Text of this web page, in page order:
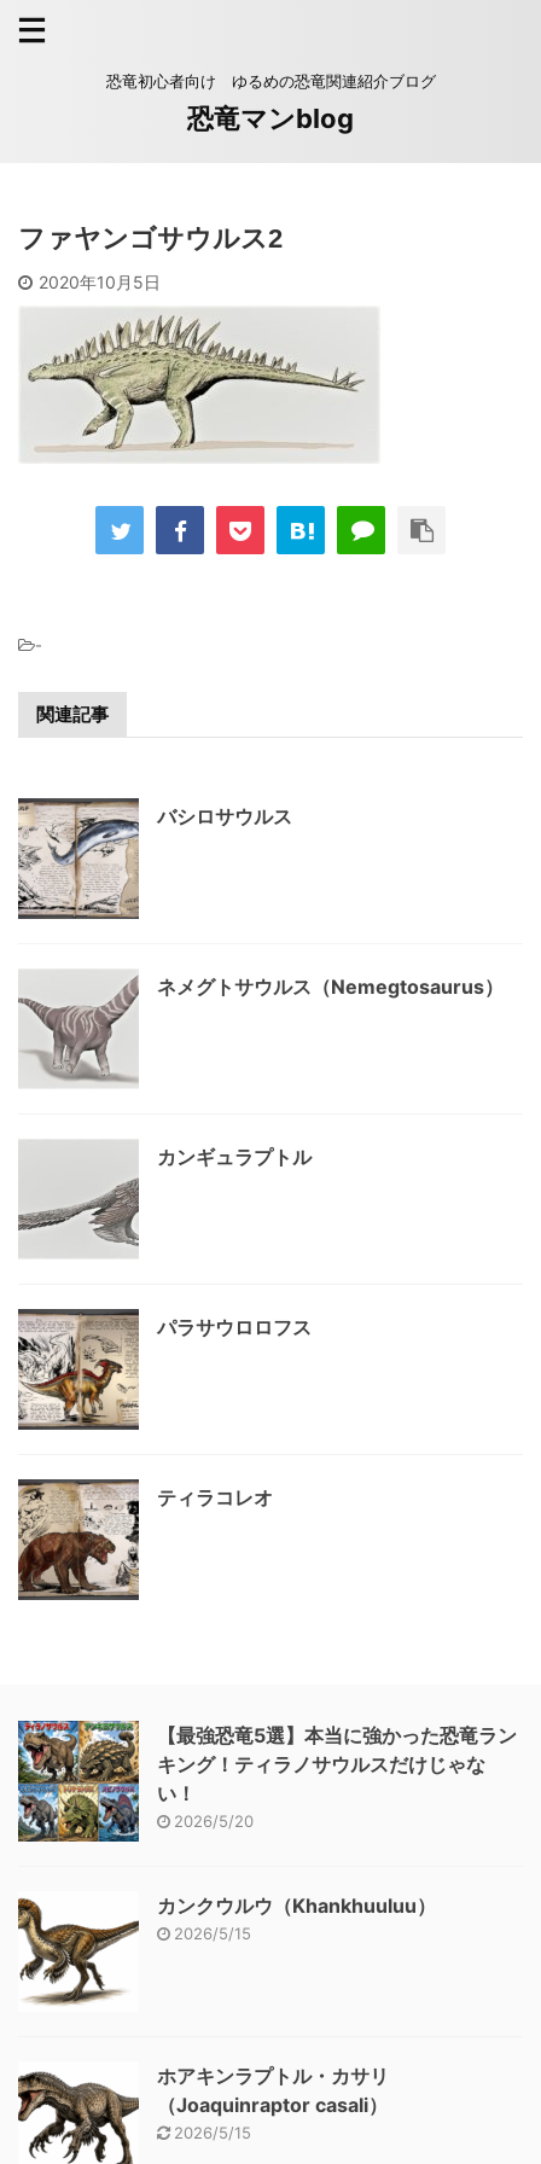
恐竜初心者向け ゆるめの恐竜関連紹介ブログ
恐竜マンblog
ファヤンゴサウルス2
2020年10月5日
-
関連記事
バシロサウルス
ネメグトサウルス（Nemegtosaurus）
カンギュラプトル
パラサウロロフス
ティラコレオ
【最強恐竜5選】本当に強かった恐竜ラン
キング！ティラノサウルスだけじゃな
い！
2026/5/20
カンクウルウ（Khankhuuluu）
2026/5/15
ホアキンラプトル・カサリ
（Joaquinraptor casali）
2026/5/15